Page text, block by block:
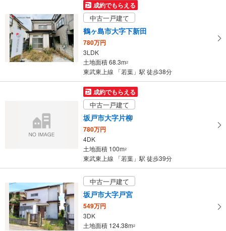
・点字案内（券売機・手すり等）
・ＡＥＤ
け
取
る
・
条
を
存
る
成約でもらえる
中古一戸建て
鶴ヶ島市大字下新田
780万円
3LDK
土地面積 68.3m2
東武東上線 「若葉」駅 徒歩38分
成約でもらえる
中古一戸建て
坂戸市大字片柳
780万円
4DK
土地面積 100m2
東武東上線 「若葉」駅 徒歩39分
中古一戸建て
坂戸市大字戸宮
549万円
3DK
土地面積 124.38m2